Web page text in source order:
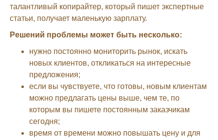
талантливый копирайтер, который пишет экспертные
статьи, получает маленькую зарплату.
Решений проблемы может быть несколько:
нужно постоянно мониторить рынок, искать
новых клиентов, откликаться на интересные
предложения;
если вы чувствуете, что готовы, новым клиентам
можно предлагать цены выше, чем те, по
которым вы пишете постоянным заказчикам
сегодня;
время от времени можно повышать цену и для